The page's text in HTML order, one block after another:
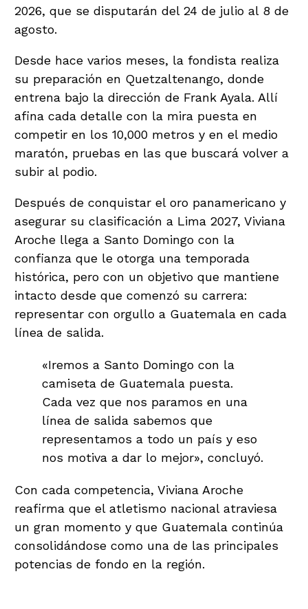
2026, que se disputarán del 24 de julio al 8 de
agosto.
Desde hace varios meses, la fondista realiza
su preparación en Quetzaltenango, donde
entrena bajo la dirección de Frank Ayala. Allí
afina cada detalle con la mira puesta en
competir en los 10,000 metros y en el medio
maratón, pruebas en las que buscará volver a
subir al podio.
Después de conquistar el oro panamericano y
asegurar su clasificación a Lima 2027, Viviana
Aroche llega a Santo Domingo con la
confianza que le otorga una temporada
histórica, pero con un objetivo que mantiene
intacto desde que comenzó su carrera:
representar con orgullo a Guatemala en cada
línea de salida.
«Iremos a Santo Domingo con la
camiseta de Guatemala puesta.
Cada vez que nos paramos en una
línea de salida sabemos que
representamos a todo un país y eso
nos motiva a dar lo mejor», concluyó.
Con cada competencia, Viviana Aroche
reafirma que el atletismo nacional atraviesa
un gran momento y que Guatemala continúa
consolidándose como una de las principales
potencias de fondo en la región.